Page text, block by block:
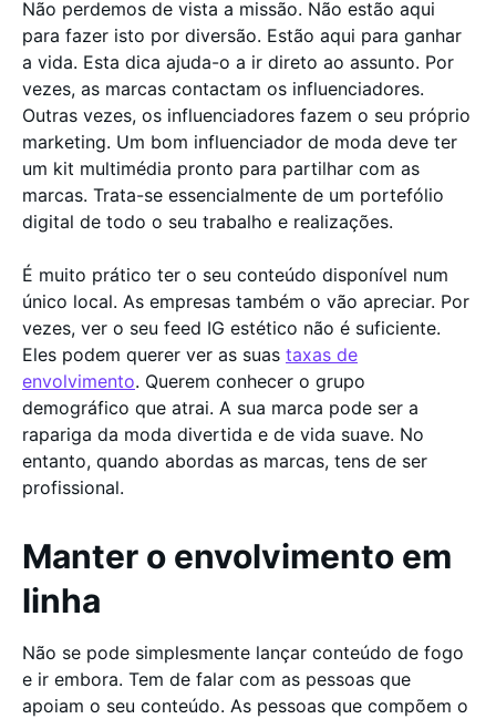
Não perdemos de vista a missão. Não estão aqui
para fazer isto por diversão. Estão aqui para ganhar
a vida. Esta dica ajuda-o a ir direto ao assunto. Por
vezes, as marcas contactam os influenciadores.
Outras vezes, os influenciadores fazem o seu próprio
marketing. Um bom influenciador de moda deve ter
um kit multimédia pronto para partilhar com as
marcas. Trata-se essencialmente de um portefólio
digital de todo o seu trabalho e realizações.
É muito prático ter o seu conteúdo disponível num
único local. As empresas também o vão apreciar. Por
vezes, ver o seu feed IG estético não é suficiente.
Eles podem querer ver as suas taxas de
envolvimento. Querem conhecer o grupo
demográfico que atrai. A sua marca pode ser a
rapariga da moda divertida e de vida suave. No
entanto, quando abordas as marcas, tens de ser
profissional.
Manter o envolvimento em
linha
Não se pode simplesmente lançar conteúdo de fogo
e ir embora. Tem de falar com as pessoas que
apoiam o seu conteúdo. As pessoas que compõem o